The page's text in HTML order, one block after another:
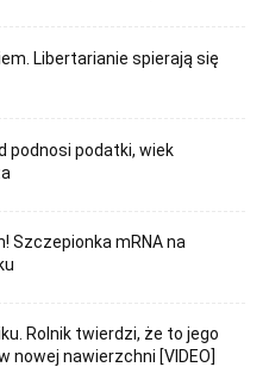
Libertarianie spierają się
podnosi podatki, wiek
Szczepionka mRNA na
Rolnik twierdzi, że to jego
nowej nawierzchni [VIDEO]